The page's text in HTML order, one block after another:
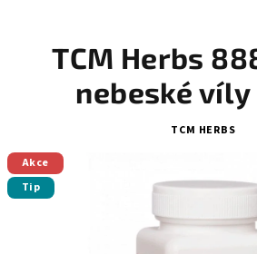
TCM Herbs
nebeské víly
TCM HERBS
Akce
Tip